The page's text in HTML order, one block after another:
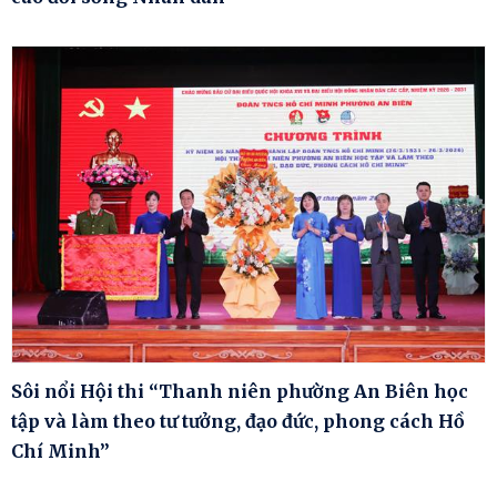
Sôi nổi Hội thi “Thanh niên phường An Biên học
tập và làm theo tư tưởng, đạo đức, phong cách Hồ
Chí Minh”